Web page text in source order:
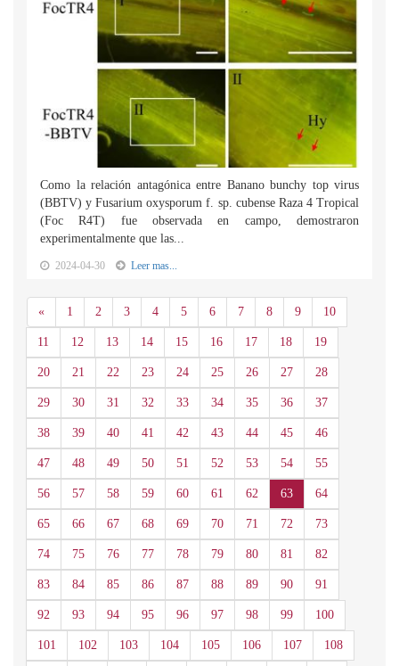
Como la relación antagónica entre Banano bunchy top virus
(BBTV) y Fusarium oxysporum f. sp. cubense Raza 4 Tropical
(Foc R4T) fue observada en campo, demostraron
experimentalmente que las...
2024-04-30 Leer mas...
«Anterior
1 2 3 4 5 6 7 8 9 10
11 12 13 14 15 16 17 18 19
20 21 22 23 24 25 26 27 28
29 30 31 32 33 34 35 36 37
38 39 40 41 42 43 44 45 46
47 48 49 50 51 52 53 54 55
56 57 58 59 60 61 62 63 64
65 66 67 68 69 70 71 72 73
74 75 76 77 78 79 80 81 82
83 84 85 86 87 88 89 90 91
92 93 94 95 96 97 98 99 100
101 102 103 104 105 106 107 108